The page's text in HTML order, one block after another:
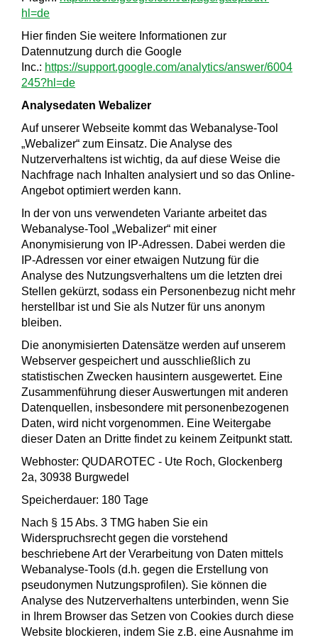
hl=de
Hier finden Sie weitere Informationen zur
Datennutzung durch die Google
Inc.: https://support.google.com/analytics/answer/6004
245?hl=de
Analysedaten Webalizer
Auf unserer Webseite kommt das Webanalyse-Tool
„Webalizer“ zum Einsatz. Die Analyse des
Nutzerverhaltens ist wichtig, da auf diese Weise die
Nachfrage nach Inhalten analysiert und so das Online-
Angebot optimiert werden kann.
In der von uns verwendeten Variante arbeitet das
Webanalyse-Tool „Webalizer“ mit einer
Anonymisierung von IP-Adressen. Dabei werden die
IP-Adressen vor einer etwaigen Nutzung für die
Analyse des Nutzungsverhaltens um die letzten drei
Stellen gekürzt, sodass ein Personenbezug nicht mehr
herstellbar ist und Sie als Nutzer für uns anonym
bleiben.
Die anonymisierten Datensätze werden auf unserem
Webserver gespeichert und ausschließlich zu
statistischen Zwecken hausintern ausgewertet. Eine
Zusammenführung dieser Auswertungen mit anderen
Datenquellen, insbesondere mit personenbezogenen
Daten, wird nicht vorgenommen. Eine Weitergabe
dieser Daten an Dritte findet zu keinem Zeitpunkt statt.
Webhoster: QUDAROTEC - Ute Roch, Glockenberg
2a, 30938 Burgwedel
Speicherdauer: 180 Tage
Nach § 15 Abs. 3 TMG haben Sie ein
Widerspruchsrecht gegen die vorstehend
beschriebene Art der Verarbeitung von Daten mittels
Webanalyse-Tools (d.h. gegen die Erstellung von
pseudonymen Nutzungsprofilen). Sie können die
Analyse des Nutzerverhaltens unterbinden, wenn Sie
in Ihrem Browser das Setzen von Cookies durch diese
Website blockieren, indem Sie z.B. eine Ausnahme im